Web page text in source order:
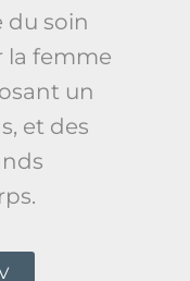
du soin
la femme
un
et des